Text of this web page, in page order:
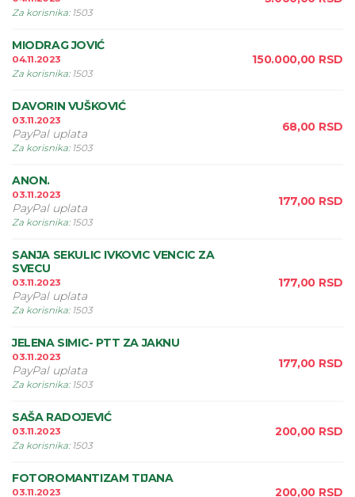
Za korisnika: 1503
MIODRAG JOVIĆ
04.11.2023
Za korisnika: 1503
150.000,00 RSD
DAVORIN VUŠKOVIĆ
03.11.2023
PayPal uplata
Za korisnika: 1503
68,00 RSD
ANON.
03.11.2023
PayPal uplata
Za korisnika: 1503
177,00 RSD
SANJA SEKULIC IVKOVIC VENCIC ZA
SVECU
03.11.2023
PayPal uplata
Za korisnika: 1503
177,00 RSD
JELENA SIMIC- PTT ZA JAKNU
03.11.2023
PayPal uplata
Za korisnika: 1503
177,00 RSD
SAŠA RADOJEVIĆ
03.11.2023
Za korisnika: 1503
200,00 RSD
FOTOROMANTIZAM TIJANA
03.11.2023
200,00 RSD